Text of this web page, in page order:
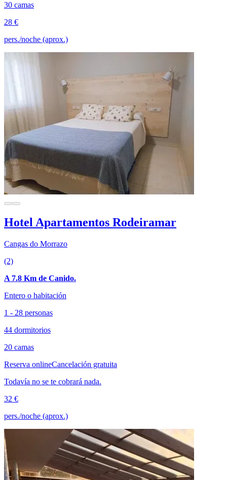
30 camas
28 €
pers./noche (aprox.)
Hotel Apartamentos Rodeiramar
Cangas do Morrazo
(2)
A 7.8 Km de Canido.
Entero o habitación
1 - 28 personas
44 dormitorios
20 camas
Reserva onlineCancelación gratuita
Todavía no se te cobrará nada.
32 €
pers./noche (aprox.)